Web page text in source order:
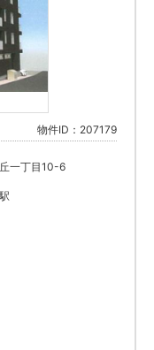
物件ID：207179
一丁目10-6